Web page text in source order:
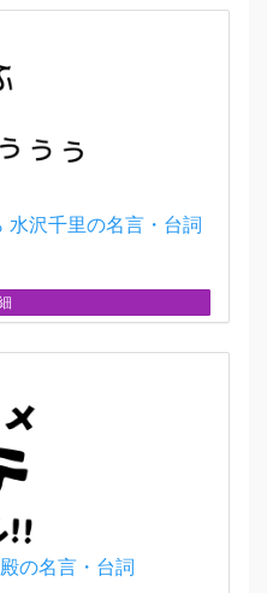
水沢千里の名言・台詞
の名言・台詞